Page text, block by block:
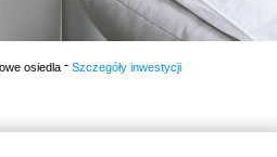
osiedla - Szczegóły inwestycji